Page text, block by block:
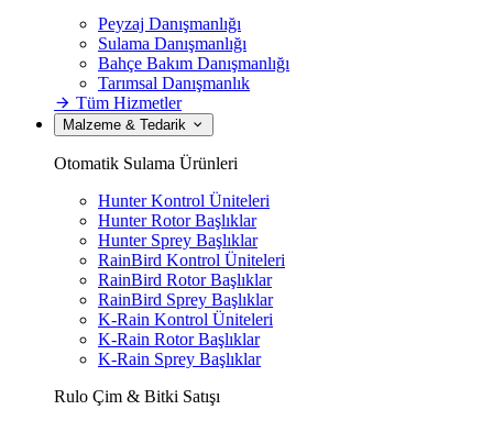
Peyzaj Danışmanlığı
Sulama Danışmanlığı
Bahçe Bakım Danışmanlığı
Tarımsal Danışmanlık
Tüm Hizmetler
Malzeme & Tedarik
Otomatik Sulama Ürünleri
Hunter Kontrol Üniteleri
Hunter Rotor Başlıklar
Hunter Sprey Başlıklar
RainBird Kontrol Üniteleri
RainBird Rotor Başlıklar
RainBird Sprey Başlıklar
K-Rain Kontrol Üniteleri
K-Rain Rotor Başlıklar
K-Rain Sprey Başlıklar
Rulo Çim & Bitki Satışı